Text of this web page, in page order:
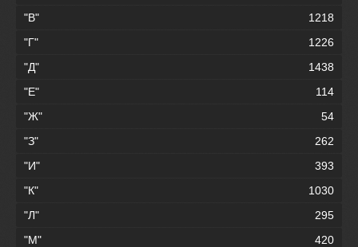
"В"
1218
"Г"
1226
"Д"
1438
"Е"
114
"Ж"
54
"З"
262
"И"
393
"К"
1030
"Л"
295
"М"
420